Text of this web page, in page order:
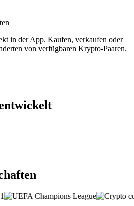
in der App. Kaufen, verkaufen oder
von verfügbaren Krypto-Paaren.